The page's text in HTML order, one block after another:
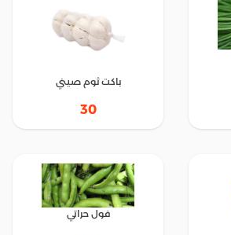
باكت ثوم صيني
30
فول حراتي